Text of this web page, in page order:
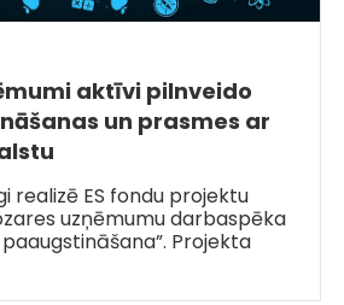
aktīvi pilnveido
un prasmes ar
realizē ES fondu projektu
uzņēmumu darbaspēka
Projekta